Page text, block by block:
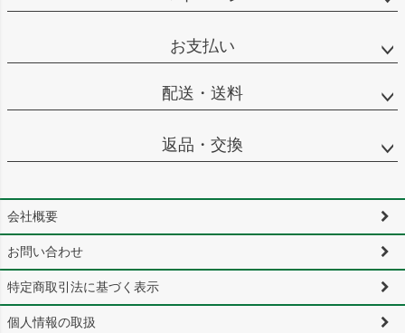
お支払い
配送・送料
返品・交換
会社概要
お問い合わせ
特定商取引法に基づく表示
個人情報の取扱